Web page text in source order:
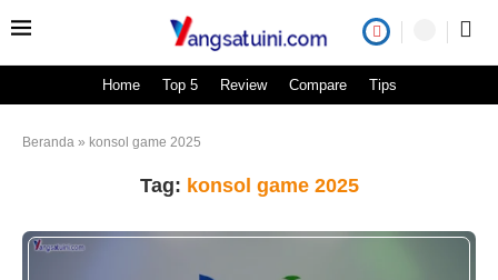
Home Top 5 Review Compare Tips
Beranda » konsol game 2025
Tag: konsol game 2025